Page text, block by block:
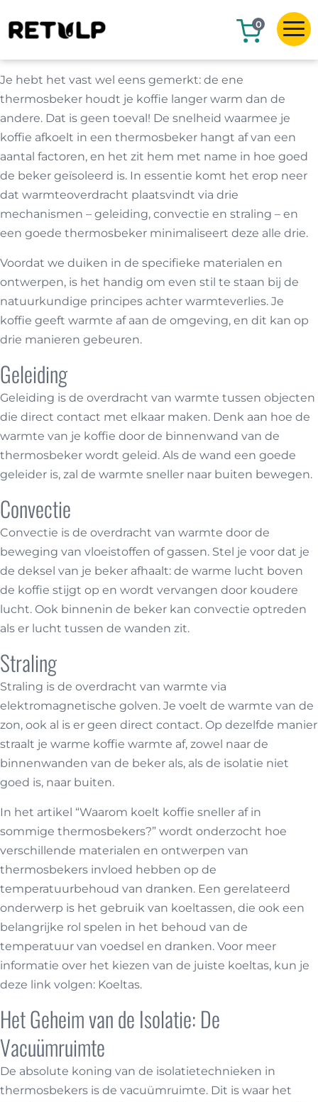
0
Je hebt het vast wel eens gemerkt: de ene
thermosbeker houdt je koffie langer warm dan de
andere. Dat is geen toeval! De snelheid waarmee je
koffie afkoelt in een thermosbeker hangt af van een
aantal factoren, en het zit hem met name in hoe goed
de beker geïsoleerd is. In essentie komt het erop neer
dat warmteoverdracht plaatsvindt via drie
mechanismen – geleiding, convectie en straling – en
een goede thermosbeker minimaliseert deze alle drie.
Voordat we duiken in de specifieke materialen en
ontwerpen, is het handig om even stil te staan bij de
natuurkundige principes achter warmteverlies. Je
koffie geeft warmte af aan de omgeving, en dit kan op
drie manieren gebeuren.
Geleiding
Geleiding is de overdracht van warmte tussen objecten
die direct contact met elkaar maken. Denk aan hoe de
warmte van je koffie door de binnenwand van de
thermosbeker wordt geleid. Als de wand een goede
geleider is, zal de warmte sneller naar buiten bewegen.
Convectie
Convectie is de overdracht van warmte door de
beweging van vloeistoffen of gassen. Stel je voor dat je
de deksel van je beker afhaalt: de warme lucht boven
de koffie stijgt op en wordt vervangen door koudere
lucht. Ook binnenin de beker kan convectie optreden
als er lucht tussen de wanden zit.
Straling
Straling is de overdracht van warmte via
elektromagnetische golven. Je voelt de warmte van de
zon, ook al is er geen direct contact. Op dezelfde manier
straalt je warme koffie warmte af, zowel naar de
binnenwanden van de beker als, als de isolatie niet
goed is, naar buiten.
In het artikel “Waarom koelt koffie sneller af in
sommige thermosbekers?” wordt onderzocht hoe
verschillende materialen en ontwerpen van
thermosbekers invloed hebben op de
temperatuurbehoud van dranken. Een gerelateerd
onderwerp is het gebruik van koeltassen, die ook een
belangrijke rol spelen in het behoud van de
temperatuur van voedsel en dranken. Voor meer
informatie over het kiezen van de juiste koeltas, kun je
deze link volgen: Koeltas.
Het Geheim van de Isolatie: De
Vacuümruimte
De absolute koning van de isolatietechnieken in
thermosbekers is de vacuümruimte. Dit is waar het